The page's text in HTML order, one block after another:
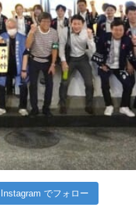
Instagram でフォロー